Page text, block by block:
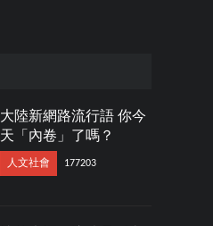
大陸新網路流行語 你今
天「內卷」了嗎？
人文社會 177203